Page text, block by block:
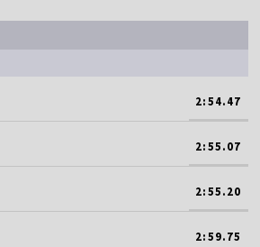
2:54.47
2:55.07
2:55.20
2:59.75